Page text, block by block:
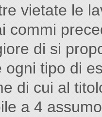
vietate le
commi
di si
ogni tipo di
di cui al
a 4